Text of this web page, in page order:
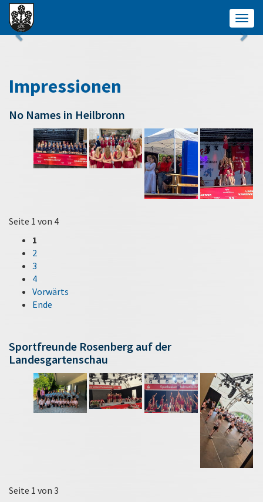
Impressionen
No Names in Heilbronn
Seite 1 von 4
1
2
3
4
Vorwärts
Ende
Sportfreunde Rosenberg auf der
Landesgartenschau
Seite 1 von 3